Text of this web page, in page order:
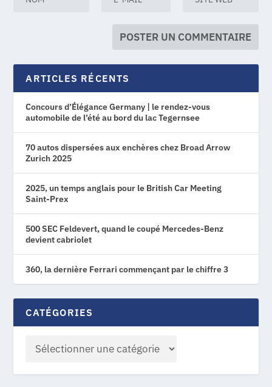
ARTICLES RÉCENTS
Concours d’Élégance Germany | le rendez-vous
automobile de l’été au bord du lac Tegernsee
70 autos dispersées aux enchères chez Broad Arrow
Zurich 2025
2025, un temps anglais pour le British Car Meeting
Saint-Prex
500 SEC Feldevert, quand le coupé Mercedes-Benz
devient cabriolet
360, la dernière Ferrari commençant par le chiffre 3
CATÉGORIES